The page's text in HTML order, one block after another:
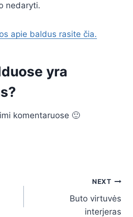
nedaryti.
apie baldus rasite čia.
yra
komentaruose 🙂
NEXT
Buto virtuvės
interjeras